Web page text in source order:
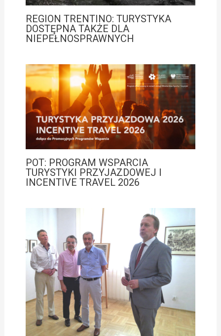
REGION TRENTINO: TURYSTYKA
DOSTĘPNA TAKŻE DLA
NIEPEŁNOSPRAWNYCH
POT: PROGRAM WSPARCIA
TURYSTYKI PRZYJAZDOWEJ I
INCENTIVE TRAVEL 2026